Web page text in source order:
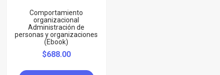
Comportamiento
organizacional
Administración de
personas y organizaciones
(Ebook)
$688.00